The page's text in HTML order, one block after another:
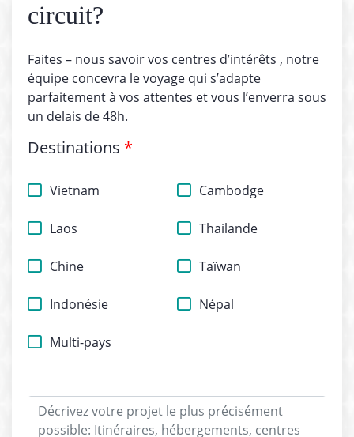
circuit?
Faites – nous savoir vos centres d’intérêts , notre
équipe concevra le voyage qui s’adapte
parfaitement à vos attentes et vous l’enverra sous
un delais de 48h.
Destinations *
Vietnam Cambodge
Laos Thailande
Chine Taïwan
Indonésie Népal
Multi-pays